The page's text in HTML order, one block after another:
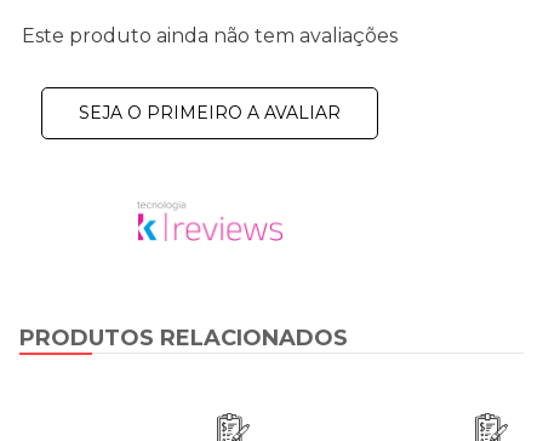
Este produto ainda não tem avaliações
SEJA O PRIMEIRO A AVALIAR
PRODUTOS RELACIONADOS